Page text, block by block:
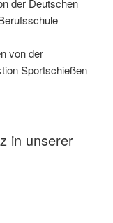
der Deutschen
von der
Sportschießen
in unserer